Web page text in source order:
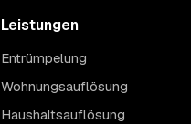
Leistungen
Entrümpelung
Wohnungsauflösung
Haushaltsauflösung